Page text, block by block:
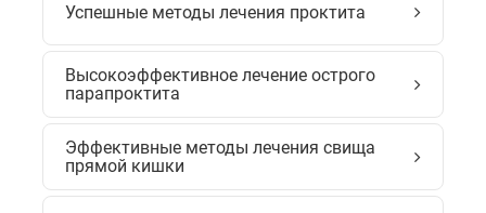
Успешные методы лечения проктита
Высокоэффективное лечение острого
парапроктита
Эффективные методы лечения свища
прямой кишки